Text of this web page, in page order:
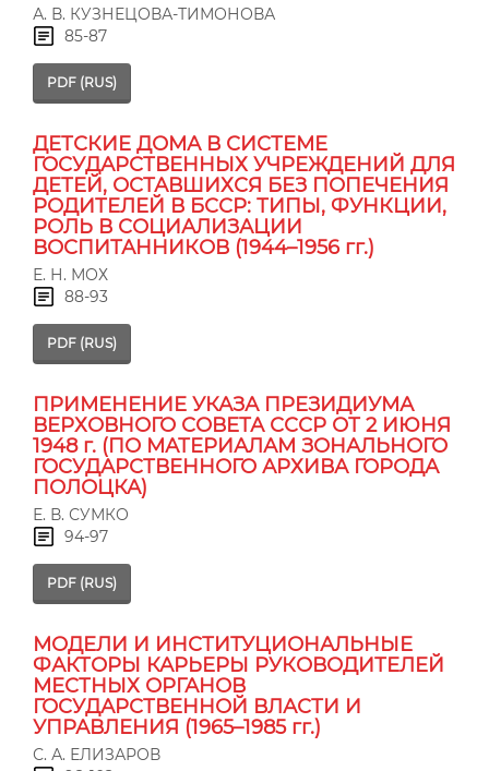
А. В. КУЗНЕЦОВА-ТИМОНОВА
85-87
PDF (RUS)
ДЕТСКИЕ ДОМА В СИСТЕМЕ
ГОСУДАРСТВЕННЫХ УЧРЕЖДЕНИЙ ДЛЯ
ДЕТЕЙ, ОСТАВШИХСЯ БЕЗ ПОПЕЧЕНИЯ
РОДИТЕЛЕЙ В БССР: ТИПЫ, ФУНКЦИИ,
РОЛЬ В СОЦИАЛИЗАЦИИ
ВОСПИТАННИКОВ (1944–1956 гг.)
Е. Н. МОХ
88-93
PDF (RUS)
ПРИМЕНЕНИЕ УКАЗА ПРЕЗИДИУМА
ВЕРХОВНОГО СОВЕТА СССР ОТ 2 ИЮНЯ
1948 г. (ПО МАТЕРИАЛАМ ЗОНАЛЬНОГО
ГОСУДАРСТВЕННОГО АРХИВА ГОРОДА
ПОЛОЦКА)
Е. В. СУМКО
94-97
PDF (RUS)
МОДЕЛИ И ИНСТИТУЦИОНАЛЬНЫЕ
ФАКТОРЫ КАРЬЕРЫ РУКОВОДИТЕЛЕЙ
МЕСТНЫХ ОРГАНОВ
ГОСУДАРСТВЕННОЙ ВЛАСТИ И
УПРАВЛЕНИЯ (1965–1985 гг.)
С. А. ЕЛИЗАРОВ